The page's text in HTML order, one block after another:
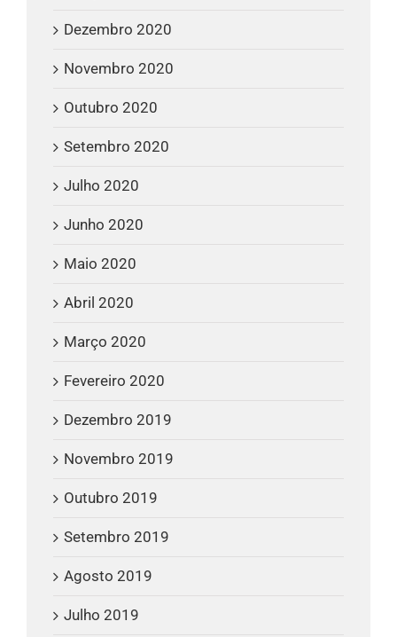
Dezembro 2020
Novembro 2020
Outubro 2020
Setembro 2020
Julho 2020
Junho 2020
Maio 2020
Abril 2020
Março 2020
Fevereiro 2020
Dezembro 2019
Novembro 2019
Outubro 2019
Setembro 2019
Agosto 2019
Julho 2019